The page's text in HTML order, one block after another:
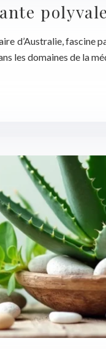
d’Australie,
les domaines de la